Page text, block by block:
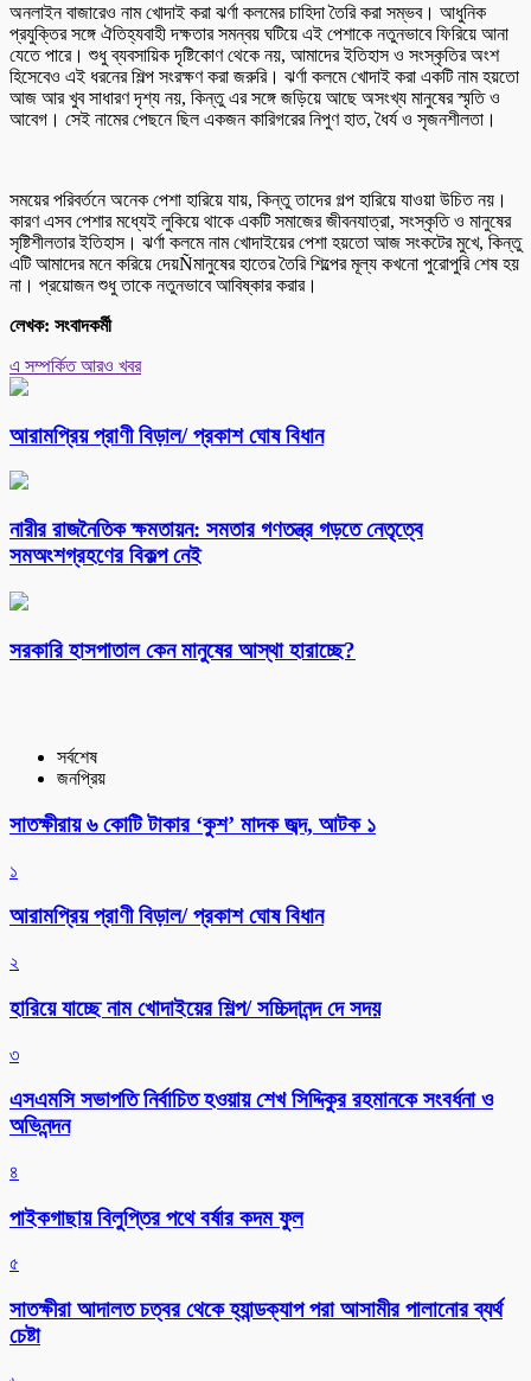
অনলাইন বাজারেও নাম খোদাই করা ঝর্ণা কলমের চাহিদা তৈরি করা সম্ভব। আধুনিক
প্রযুক্তির সঙ্গে ঐতিহ্যবাহী দক্ষতার সমন্বয় ঘটিয়ে এই পেশাকে নতুনভাবে ফিরিয়ে আনা
যেতে পারে। শুধু ব্যবসায়িক দৃষ্টিকোণ থেকে নয়, আমাদের ইতিহাস ও সংস্কৃতির অংশ
হিসেবেও এই ধরনের শিল্প সংরক্ষণ করা জরুরি। ঝর্ণা কলমে খোদাই করা একটি নাম হয়তো
আজ আর খুব সাধারণ দৃশ্য নয়, কিন্তু এর সঙ্গে জড়িয়ে আছে অসংখ্য মানুষের স্মৃতি ও
আবেগ। সেই নামের পেছনে ছিল একজন কারিগরের নিপুণ হাত, ধৈর্য ও সৃজনশীলতা।
সময়ের পরিবর্তনে অনেক পেশা হারিয়ে যায়, কিন্তু তাদের গল্প হারিয়ে যাওয়া উচিত নয়।
কারণ এসব পেশার মধ্যেই লুকিয়ে থাকে একটি সমাজের জীবনযাত্রা, সংস্কৃতি ও মানুষের
সৃষ্টিশীলতার ইতিহাস। ঝর্ণা কলমে নাম খোদাইয়ের পেশা হয়তো আজ সংকটের মুখে, কিন্তু
এটি আমাদের মনে করিয়ে দেয়Ñমানুষের হাতের তৈরি শিল্পের মূল্য কখনো পুরোপুরি শেষ হয়
না। প্রয়োজন শুধু তাকে নতুনভাবে আবিষ্কার করার।
লেখক: সংবাদকর্মী
এ সম্পর্কিত আরও খবর
আরামপ্রিয় প্রাণী বিড়াল/ প্রকাশ ঘোষ বিধান
নারীর রাজনৈতিক ক্ষমতায়ন: সমতার গণতন্ত্র গড়তে নেতৃত্বে
সমঅংশগ্রহণের বিকল্প নেই
সরকারি হাসপাতাল কেন মানুষের আস্থা হারাচ্ছে?
সর্বশেষ
জনপ্রিয়
সাতক্ষীরায় ৬ কোটি টাকার ‘কুশ’ মাদক জব্দ, আটক ১
১
আরামপ্রিয় প্রাণী বিড়াল/ প্রকাশ ঘোষ বিধান
২
হারিয়ে যাচ্ছে নাম খোদাইয়ের শিল্প/ সচ্চিদানন্দ দে সদয়
৩
এসএমসি সভাপতি নির্বাচিত হওয়ায় শেখ সিদ্দিকুর রহমানকে সংবর্ধনা ও
অভিনন্দন
৪
পাইকগাছায় বিলুপ্তির পথে বর্ষার কদম ফুল
৫
সাতক্ষীরা আদালত চত্বর থেকে হ্যান্ডক্যাপ পরা আসামীর পালানোর ব্যর্থ
চেষ্টা